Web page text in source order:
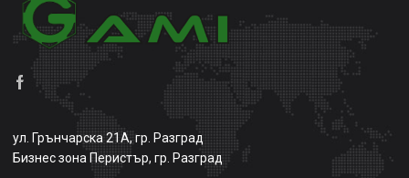
ул. Грънчарска 21А, гр. Разград
Бизнес зона Перистър, гр. Разград